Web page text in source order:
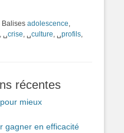
Balises adolescence,
, ␣crise, ␣culture, ␣profils,
récentes
mieux
gagner en efficacité